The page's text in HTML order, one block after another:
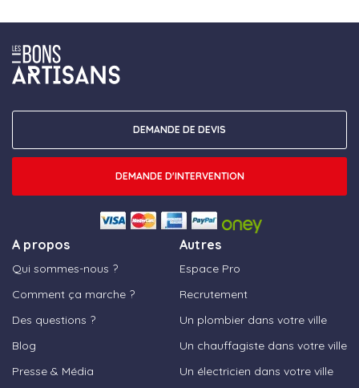
A propos
Qui sommes-nous ?
Comment ça marche ?
Des questions ?
Blog
Presse & Média
Autres
Espace Pro
Recrutement
Un plombier dans votre ville
Un chauffagiste dans votre ville
Un électricien dans votre ville
DEMANDE DE DEVIS
DEMANDE D'INTERVENTION